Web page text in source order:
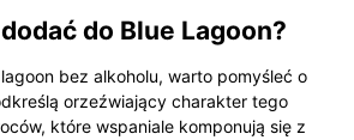
do Blue Lagoon?
bez alkoholu, warto pomyśleć o
orzeźwiający charakter tego
które wspaniale komponują się z